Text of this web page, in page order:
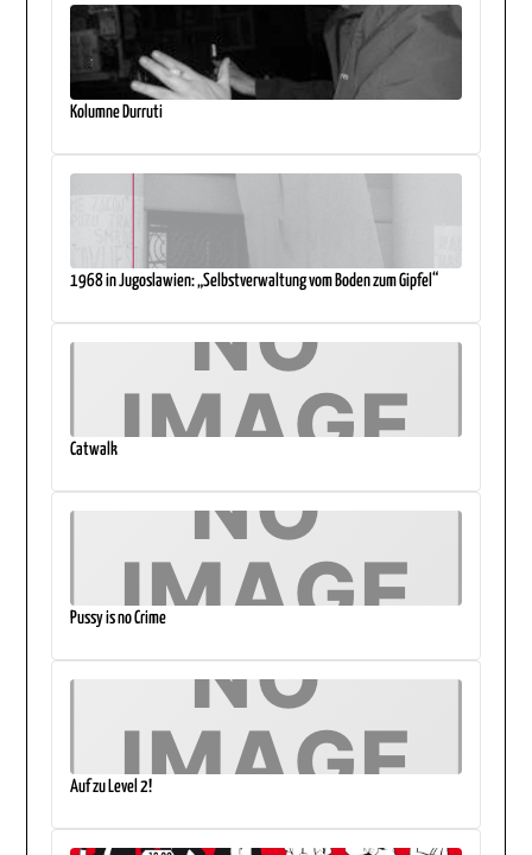
Kolumne Durruti
1968 in Jugoslawien: „Selbstverwaltung vom Boden zum Gipfel“
Catwalk
Pussy is no Crime
Auf zu Level 2!